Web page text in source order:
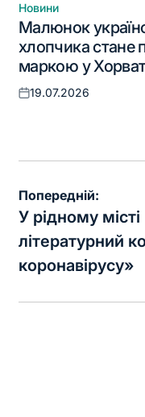
Опублікувати
у
Новини
Малюнок
хлопчика стане
маркою у
Оприлюднено
19.07.2026
Навігація
записів
Попередній:
У рідному
літературний
коронавірусу»